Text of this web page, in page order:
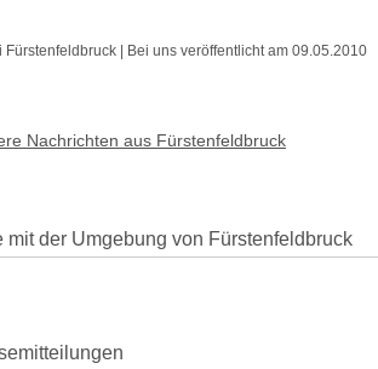
Fürstenfeldbruck | Bei uns veröffentlicht am 09.05.2010
Nachrichten aus Fürstenfeldbruck
mit der Umgebung von Fürstenfeldbruck